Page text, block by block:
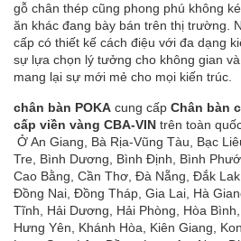
gỗ chân thép cũng phong phú không
ăn khác đang bày bán trên thị trường.
cấp có thiết kế cách điệu với đa dạng
sự lựa chọn lý tưởng cho không gian
mang lại sự mới mẻ cho mọi kiến trúc.
chân bàn POKA cung cấp Chân bàn
cấp viền vàng CBA-VIN trên toàn
Ở An Giang, Bà Rịa-Vũng Tàu, Bạc
Tre, Bình Dương, Bình Định, Bình
Cao Bằng, Cần Thơ, Đà Nẵng, Đắk
Đồng Nai, Đồng Tháp, Gia Lai, Hà
Tĩnh, Hải Dương, Hải Phòng, Hòa
Hưng Yên, Khánh Hòa, Kiên Giang,